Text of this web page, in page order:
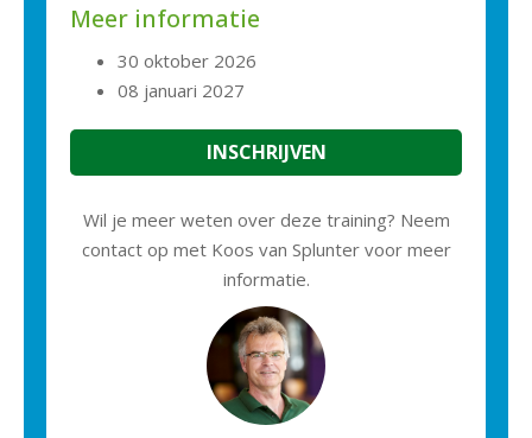
Meer informatie
30 oktober 2026
08 januari 2027
INSCHRIJVEN
Wil je meer weten over deze training? Neem
contact op met Koos van Splunter voor meer
informatie.